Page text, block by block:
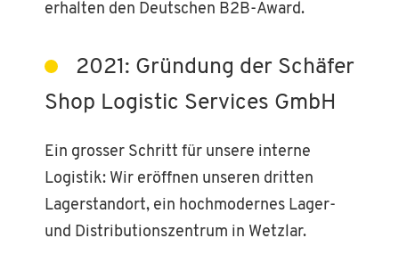
erhalten den Deutschen B2B-Award.
2021: Gründung der Schäfer
Shop Logistic Services GmbH
Ein grosser Schritt für unsere interne
Logistik: Wir eröffnen unseren dritten
Lagerstandort, ein hochmodernes Lager-
und Distributionszentrum in Wetzlar.